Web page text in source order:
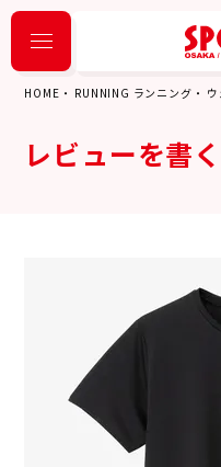
HOME RUNNING ランニング
レビューを書く